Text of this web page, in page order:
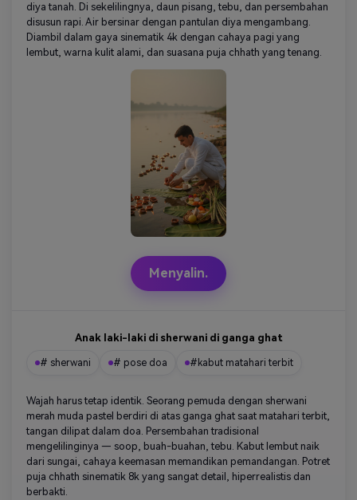
diya tanah. Di sekelilingnya, daun pisang, tebu, dan persembahan
disusun rapi. Air bersinar dengan pantulan diya mengambang.
Diambil dalam gaya sinematik 4k dengan cahaya pagi yang
lembut, warna kulit alami, dan suasana puja chhath yang tenang.
Menyalin.
Anak laki-laki di sherwani di ganga ghat
# sherwani # pose doa #kabut matahari terbit
Wajah harus tetap identik. Seorang pemuda dengan sherwani
merah muda pastel berdiri di atas ganga ghat saat matahari terbit,
tangan dilipat dalam doa. Persembahan tradisional
mengelilinginya — soop, buah-buahan, tebu. Kabut lembut naik
dari sungai, cahaya keemasan memandikan pemandangan. Potret
puja chhath sinematik 8k yang sangat detail, hiperrealistis dan
berbakti.